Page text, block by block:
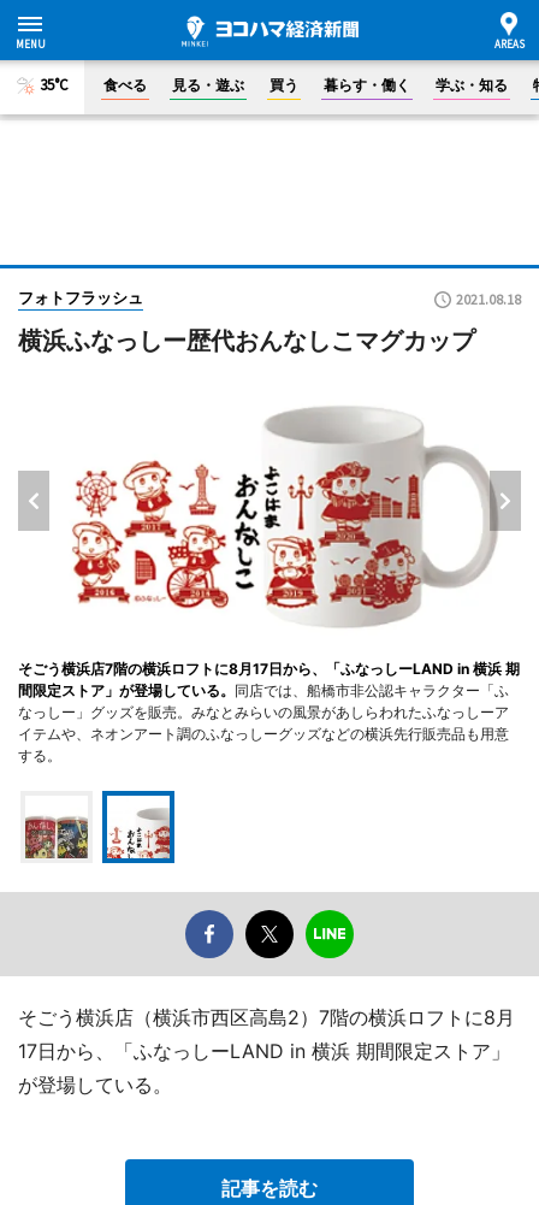
35°C 食べる 見る・遊ぶ 買う 暮らす・働く 学ぶ・知る
フォトフラッシュ 2021.08.18
横浜ふなっしー歴代おんなしこマグカップ
そごう横浜店7階の横浜ロフトに8月17日から、「ふなっしーLAND in 横浜 期
間限定ストア」が登場している。 同店では、船橋市非公認キャラクター「ふ
なっしー」グッズを販売。みなとみらいの風景があしらわれたふなっしーア
イテムや、ネオンアート調のふなっしーグッズなどの横浜先行販売品も用意
する。
そごう横浜店（横浜市西区高島2）7階の横浜ロフトに8月
17日から、「ふなっしーLAND in 横浜 期間限定ストア」
が登場している。
記事を読む